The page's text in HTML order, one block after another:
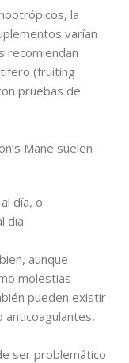
la
varían
recomiendan
(fruiting
pruebas de
Mane suelen
día, o
día
aunque
molestias
pueden existir
anticoagulantes,
ser problemático